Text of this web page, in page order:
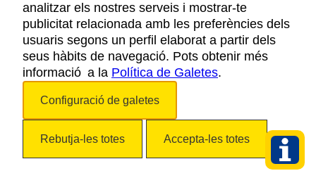
AVÍS LEGAL
POLÍTICA DE PRIVACITAT
COOKIES
ACCESSIBILITAT
analitzar els nostres serveis i mostrar-te
publicitat relacionada amb les preferències dels
usuaris segons un perfil elaborat a partir dels
seus hàbits de navegació. Pots obtenir més
informació a la Política de Galetes.
Configuració de galetes
Rebutja-les totes Accepta-les totes